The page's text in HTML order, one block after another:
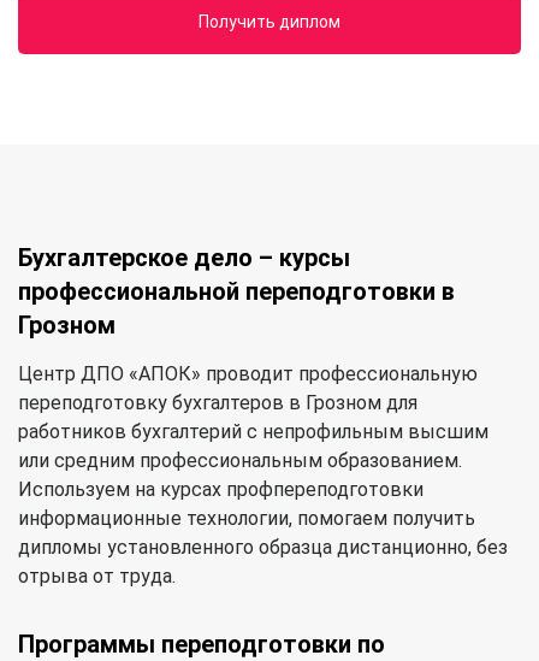
Получить диплом
Бухгалтерское дело – курсы
профессиональной переподготовки в
Грозном
Центр ДПО «АПОК» проводит профессиональную
переподготовку бухгалтеров в Грозном для
работников бухгалтерий с непрофильным высшим
или средним профессиональным образованием.
Используем на курсах профпереподготовки
информационные технологии, помогаем получить
дипломы установленного образца дистанционно, без
отрыва от труда.
Программы переподготовки по